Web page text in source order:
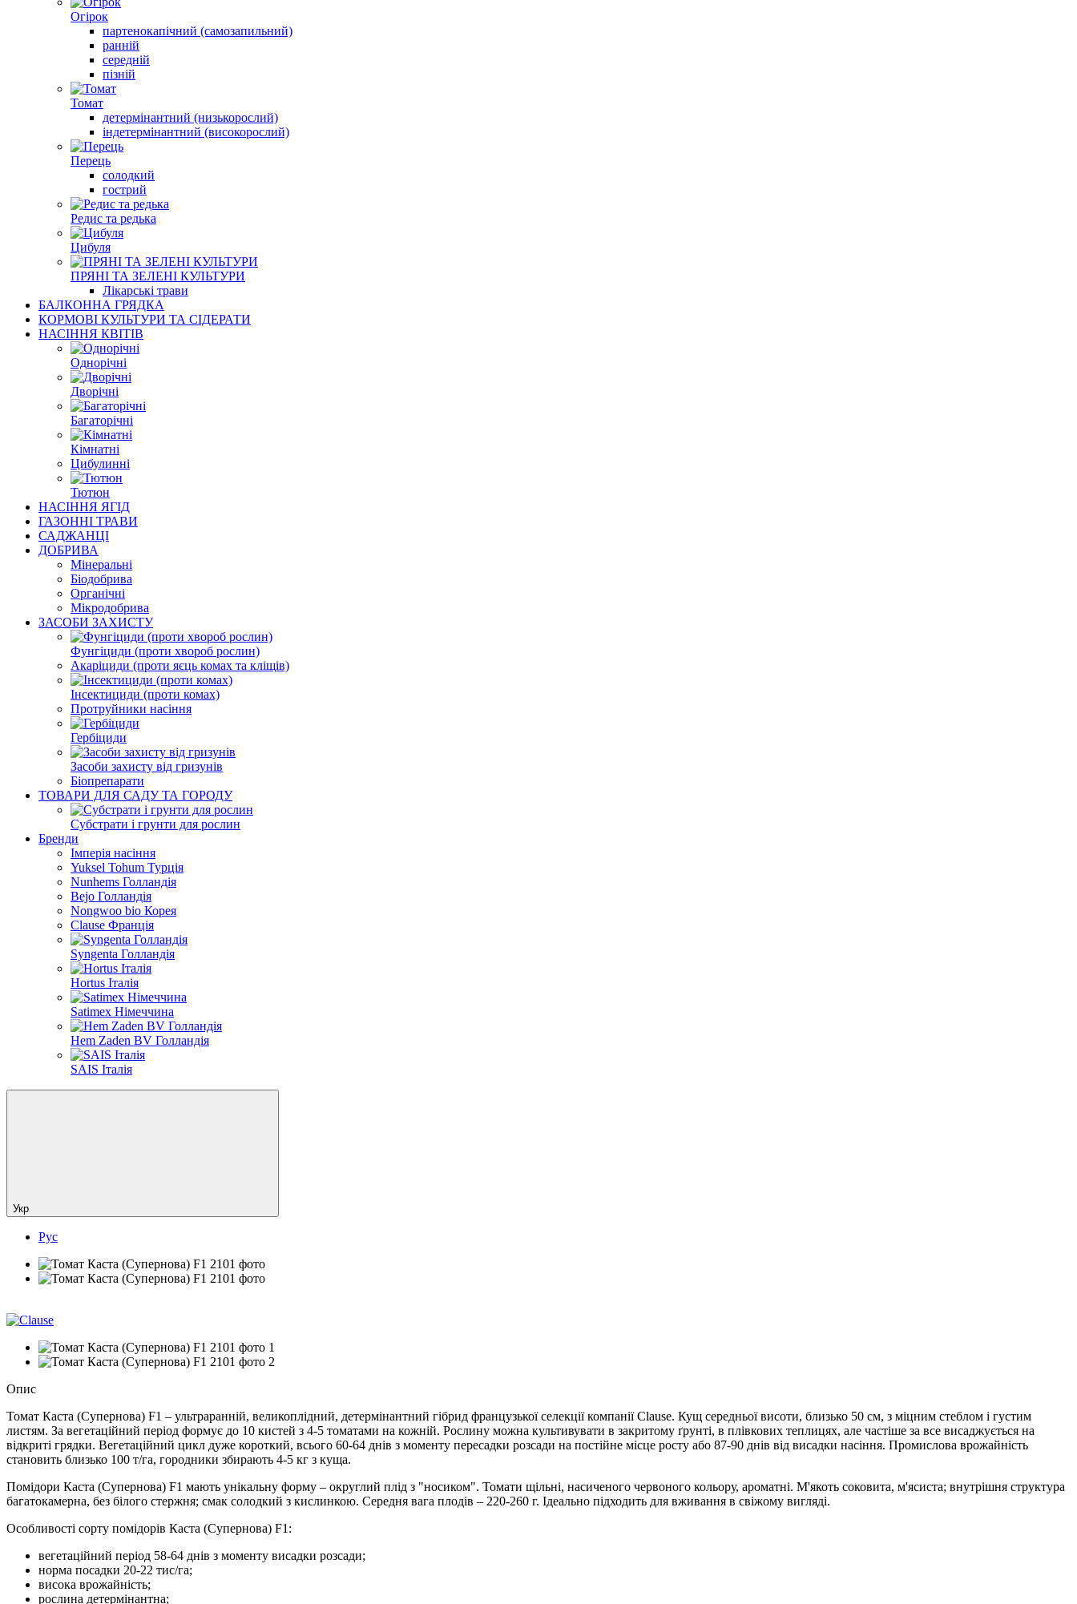
Огірок
партенокапічний (самозапильний)
ранній
середній
пізній
Томат
детермінантний (низькорослий)
індетермінантний (високорослий)
Перець
солодкий
гострий
Редис та редька
Цибуля
ПРЯНІ ТА ЗЕЛЕНІ КУЛЬТУРИ
Лікарські трави
БАЛКОННА ГРЯДКА
КОРМОВІ КУЛЬТУРИ ТА СІДЕРАТИ
НАСІННЯ КВІТІВ
Однорічні
Дворічні
Багаторічні
Кімнатні
Цибулинні
Тютюн
НАСІННЯ ЯГІД
ГАЗОННІ ТРАВИ
САДЖАНЦІ
ДОБРИВА
Мінеральні
Біодобрива
Органічні
Мікродобрива
ЗАСОБИ ЗАХИСТУ
Фунгіциди (проти хвороб рослин)
Акаріциди (проти яєць комах та кліщів)
Інсектициди (проти комах)
Протруйники насіння
Гербіциди
Засоби захисту від гризунів
Біопрепарати
ТОВАРИ ДЛЯ САДУ ТА ГОРОДУ
Субстрати і грунти для рослин
Бренди
Імперія насіння
Yuksel Tohum Турція
Nunhems Голландія
Bejo Голландія
Nongwoo bio Корея
Clause Франція
Syngenta Голландія
Hortus Італія
Satimex Німеччина
Hem Zaden BV Голландія
SAIS Італія
Укр
Рус
Опис
Томат Каста (Супернова) F1 – ультраранній, великоплідний, детермінантний гібрид французької селекції компанії Clause. Кущ середньої висоти, близько 50 см, з міцним стеблом і густим
листям. За вегетаційний період формує до 10 кистей з 4-5 томатами на кожній. Рослину можна культивувати в закритому ґрунті, в плівкових теплицях, але частіше за все висаджується на
відкриті грядки. Вегетаційний цикл дуже короткий, всього 60-64 днів з моменту пересадки розсади на постійне місце росту або 87-90 днів від висадки насіння. Промислова врожайність
становить близько 100 т/га, городники збирають 4-5 кг з куща.
Помідори Каста (Супернова) F1 мають унікальну форму – округлий плід з "носиком". Томати щільні, насиченого червоного кольору, ароматні. М'якоть соковита, м'ясиста; внутрішня структура
багатокамерна, без білого стержня; смак солодкий з кислинкою. Середня вага плодів – 220-260 г. Ідеально підходить для вживання в свіжому вигляді.
Особливості сорту помідорів Каста (Супернова) F1:
вегетаційний період 58-64 днів з моменту висадки розсади;
норма посадки 20-22 тис/га;
висока врожайність;
рослина детермінантна;